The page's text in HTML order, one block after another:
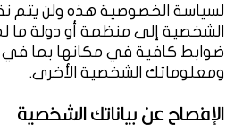
لسياسة الخصوصية هذه ولن يتم
الشخصية إلى منظمة أو دولة ما
ضوابط كافية في مكانها بما في
ومعلوماتك الشخصية الأخرى.
الإفصاح عن بياناتك الشخصية